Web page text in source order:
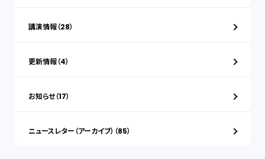
講演情報（28）
更新情報（4）
お知らせ（17）
ニュースレター（アーカイブ）（85）